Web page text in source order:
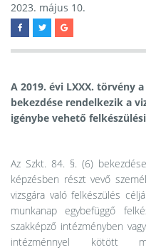
2023. május 10.
A 2019. évi LXXX. törvény
bekezdése rendelkezik a
igénybe vehető
Az Szkt. 84. §. (6)
képzésben részt vevő
vizsgára való felkészülés
munkanap egybefüggő
szakképző intézményben
intézménnyel kötött